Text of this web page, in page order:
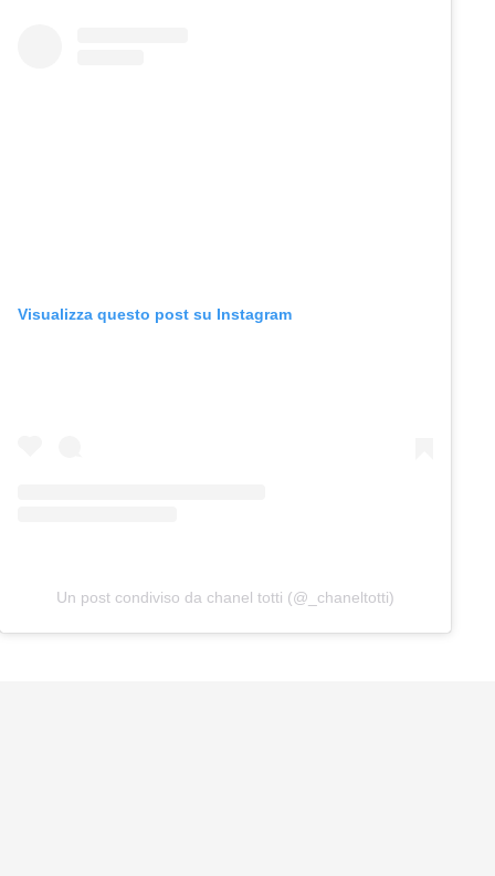
Visualizza questo post su Instagram
Un post condiviso da chanel totti (@_chaneltotti)